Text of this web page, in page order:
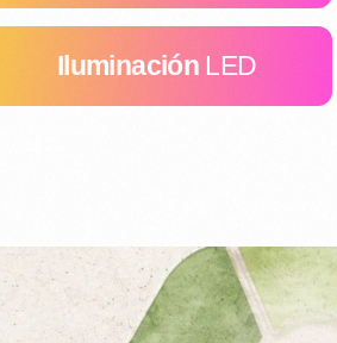
Iluminación LED